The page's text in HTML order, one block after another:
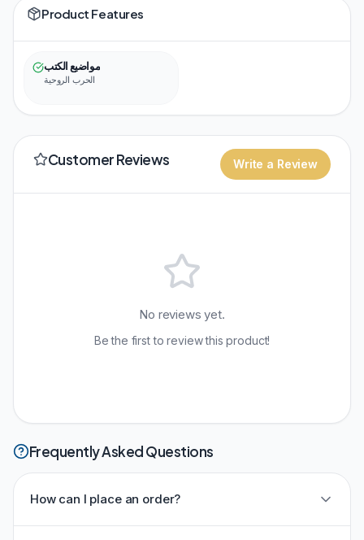
Product Features
مواضيع الكتب
الحرب الروحية
Customer Reviews Write a Review
No reviews yet.
Be the first to review this product!
Frequently Asked Questions
How can I place an order?